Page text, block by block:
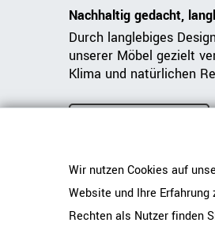
Nachhaltig gedacht,
Durch langlebiges
unserer Möbel gezielt
Klima und natürlichen
Wir nutzen Cookies auf
Website und Ihre
Rechten als Nutzer finden